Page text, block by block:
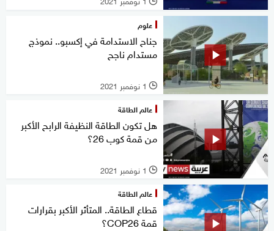
علوم
جناح الاستدامة في إكسبو.. نموذج
مستدام ناجح
l 1 نوفمبر 2021
عالم الطاقة
هل تكون الطاقة النظيفة الرابح الأكبر
من قمة كوب 26؟
l 1 نوفمبر 2021
عالم الطاقة
قطاع الطاقة.. المتأثر الأكبر بقرارات
قمة COP26؟